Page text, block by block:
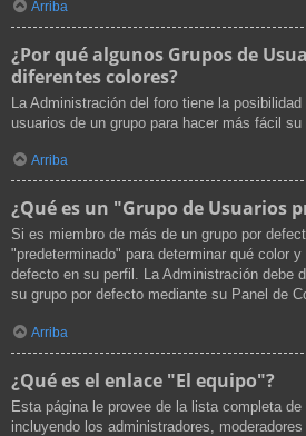
Arriba
¿Por qué algunos Grupos de
diferentes colores?
La Administración del foro tiene la
usuarios de un grupo para hacer más fácil su
Arriba
¿Qué es un "Grupo de Usuarios
Si es miembro de más de un grupo por
"predeterminado" para determinar qué color
defecto en su perfil. La Administración debe
su grupo por defecto mediante su Panel de
Arriba
¿Qué es el enlace "El equipo"?
Esta página le provee de la lista completa de
incluyendo los administradores,